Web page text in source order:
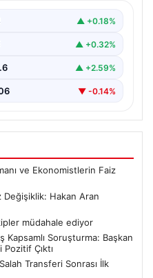
İş Bankası'nda yönetim
▲ +0.18%
▲ +0.32%
▲ +2.59%
▼ -0.14%
ve Ekonomistlerin Faiz
Değişiklik: Hakan Aran
müdahale ediyor
Kapsamlı Soruşturma: Başkan
Pozitif Çıktı
Transferi Sonrası İlk